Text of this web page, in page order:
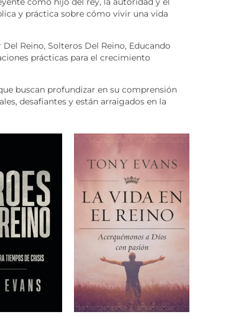
y práctica sobre cómo vivir una vida
Reino, Solteros Del Reino, Educando
prácticas para el crecimiento
buscan profundizar en su comprensión
desafiantes y están arraigados en la
DETALLES